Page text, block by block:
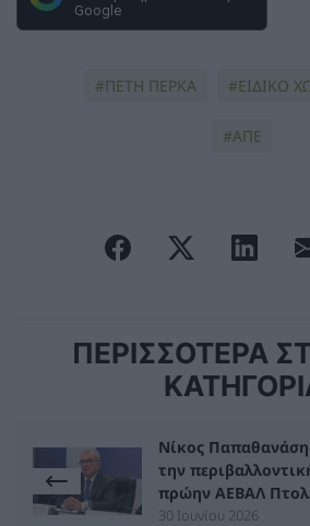
Google
ΠΕΤΗ ΠΕΡΚΑ ΕΙΔΙΚΟ
ΑΠΕ
ΠΕΡΙΣΣΟΤΕΡΑ
Νίκος
την
πρώην ΑΕΒΑΛ
30 Ιουνίου 2026